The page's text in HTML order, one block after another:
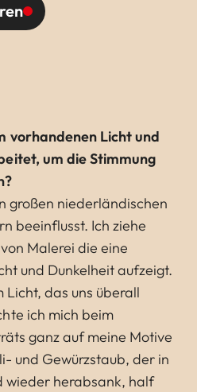
vorhandenen Licht und
um die Stimmung
großen niederländischen
beeinflusst. Ich ziehe
Malerei die eine
und Dunkelheit aufzeigt.
das uns überall
ich mich beim
ganz auf meine Motive
und Gewürzstaub, der in
wieder herabsank, half